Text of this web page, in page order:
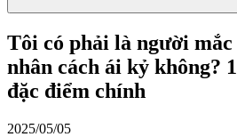
Tôi có phải là người
nhân cách ái kỷ không?
đặc điểm chính
2025/05/05